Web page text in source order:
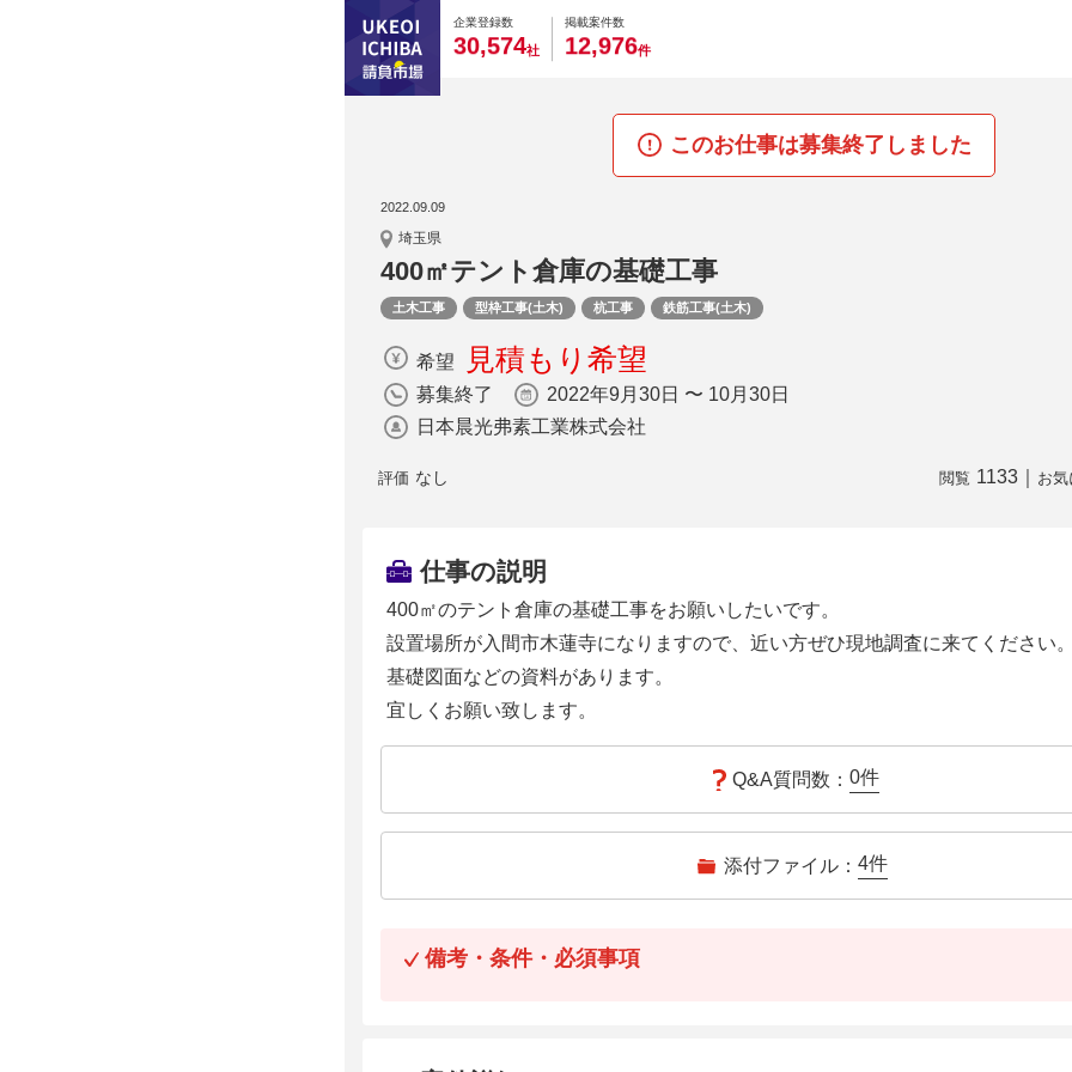
企業登録数
0
3
0
0,
0
5
0
74社
掲載案件数
0
1
0
2,
0
9
0
76件
このお仕事は募集終了しました
2022.09.09
埼玉県
400㎡テント倉庫の基礎工事
土木工事 型枠工事(土木) 杭工事 鉄筋工事(土木)
希望 見積もり希望
募集終了
2022年9月30日 〜 10月30日
日本晨光弗素工業株式会社
評価 なし 閲覧 1133 お
仕事の説明
400㎡のテント倉庫の基礎工事をお願いしたいです。
設置場所が入間市木蓮寺になりますので、近い方ぜひ現地調査に来てください
基礎図面などの資料があります。
宜しくお願い致します。
Q&A質問数： 0件
添付ファイル： 4件
備考・条件・必須事項